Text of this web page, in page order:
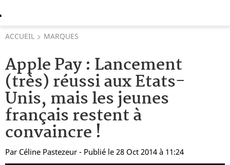
ACCUEIL MARQUES
Apple Pay : Lancement
(très) réussi aux Etats-
Unis, mais les jeunes
français restent à
convaincre !
Par Céline Pastezeur - Publié le 28 Oct 2014 à 11:24